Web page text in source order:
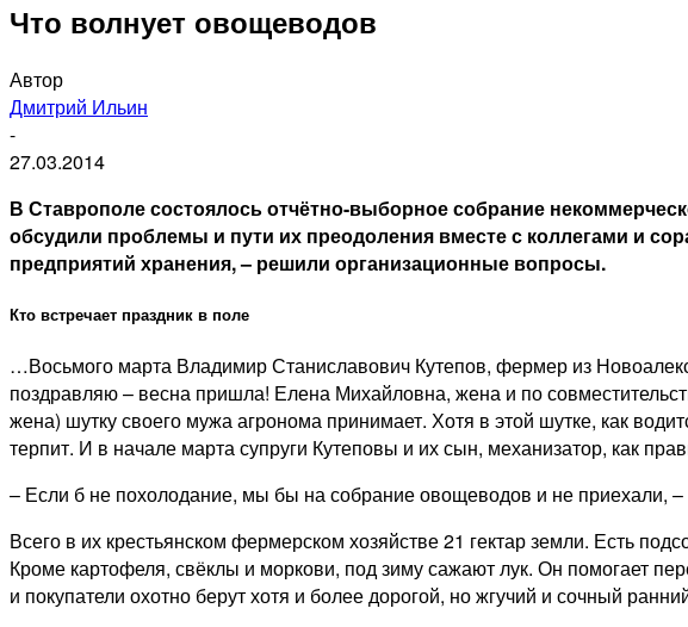
Что волнует овощеводов
Автор
Дмитрий Ильин
-
27.03.2014
В Ставрополе состоялось отчётно-выборное собрание
обсудили проблемы и пути их преодоления вместе с коллегами и
предприятий хранения, – решили организационные вопросы.
Кто встречает праздник в поле
…Восьмого марта Владимир Станиславович Кутепов, фермер из
поздравляю – весна пришла! Елена Михайловна, жена и по
жена) шутку своего мужа агронома принимает. Хотя в этой шутке, как
терпит. И в начале марта супруги Кутеповы и их сын, механизатор, как
– Если б не похолодание, мы бы на собрание овощеводов и не приехали,
Всего в их крестьянском фермерском хозяйстве 21 гектар земли. Есть
Кроме картофеля, свёклы и моркови, под зиму сажают лук. Он помогает
и покупатели охотно берут хотя и более дорогой, но жгучий и сочный